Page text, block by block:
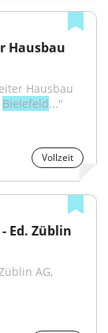
Hausbau
Hausbau
Bielefeld..."
Vollzeit
Ed. Züblin
AG,